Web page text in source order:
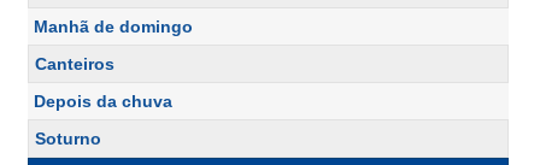
Manhã de domingo
Canteiros
Depois da chuva
Soturno